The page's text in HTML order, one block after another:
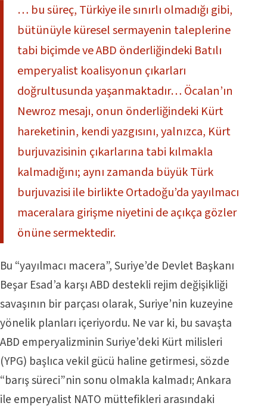
… bu süreç, Türkiye ile sınırlı olmadığı gibi,
bütünüyle küresel sermayenin taleplerine
tabi biçimde ve ABD önderliğindeki Batılı
emperyalist koalisyonun çıkarları
doğrultusunda yaşanmaktadır… Öcalan’ın
Newroz mesajı, onun önderliğindeki Kürt
hareketinin, kendi yazgısını, yalnızca, Kürt
burjuvazisinin çıkarlarına tabi kılmakla
kalmadığını; aynı zamanda büyük Türk
burjuvazisi ile birlikte Ortadoğu’da yayılmacı
maceralara girişme niyetini de açıkça gözler
önüne sermektedir.
Bu “yayılmacı macera”, Suriye’de Devlet Başkanı
Beşar Esad’a karşı ABD destekli rejim değişikliği
savaşının bir parçası olarak, Suriye’nin kuzeyine
yönelik planları içeriyordu. Ne var ki, bu savaşta
ABD emperyalizminin Suriye’deki Kürt milisleri
(YPG) başlıca vekil gücü haline getirmesi, sözde
“barış süreci”nin sonu olmakla kalmadı; Ankara
ile emperyalist NATO müttefikleri arasındaki